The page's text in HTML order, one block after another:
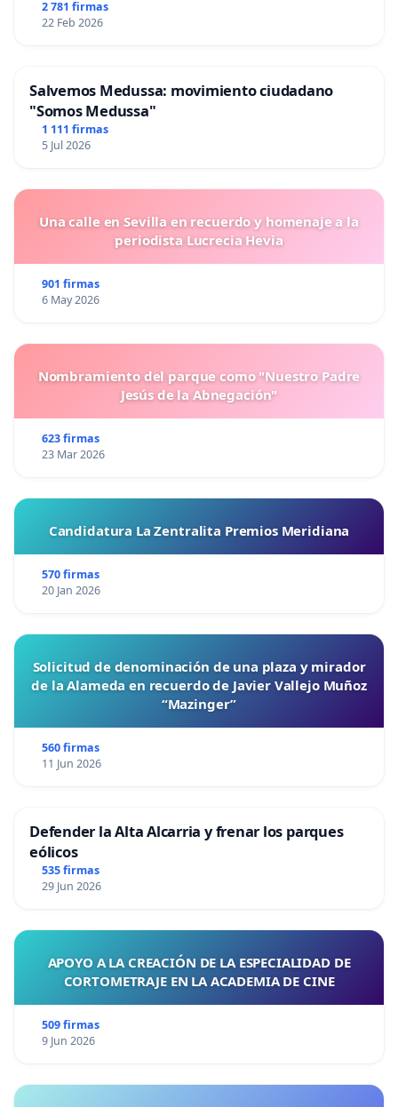
2 781 firmas
22 Feb 2026
Salvemos Medussa: movimiento ciudadano
"Somos Medussa"
1 111 firmas
5 Jul 2026
Una calle en Sevilla en recuerdo y homenaje a la
periodista Lucrecia Hevia
901 firmas
6 May 2026
Nombramiento del parque como "Nuestro Padre
Jesús de la Abnegación"
623 firmas
23 Mar 2026
Candidatura La Zentralita Premios Meridiana
570 firmas
20 Jan 2026
Solicitud de denominación de una plaza y mirador
de la Alameda en recuerdo de Javier Vallejo Muñoz
“Mazinger”
560 firmas
11 Jun 2026
Defender la Alta Alcarria y frenar los parques
eólicos
535 firmas
29 Jun 2026
APOYO A LA CREACIÓN DE LA ESPECIALIDAD DE
CORTOMETRAJE EN LA ACADEMIA DE CINE
509 firmas
9 Jun 2026